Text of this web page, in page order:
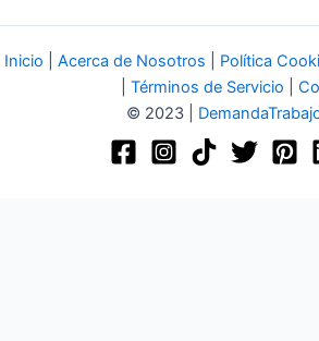
Inicio Acerca de Nosotros Política
Términos de Servicio
© 2023 |